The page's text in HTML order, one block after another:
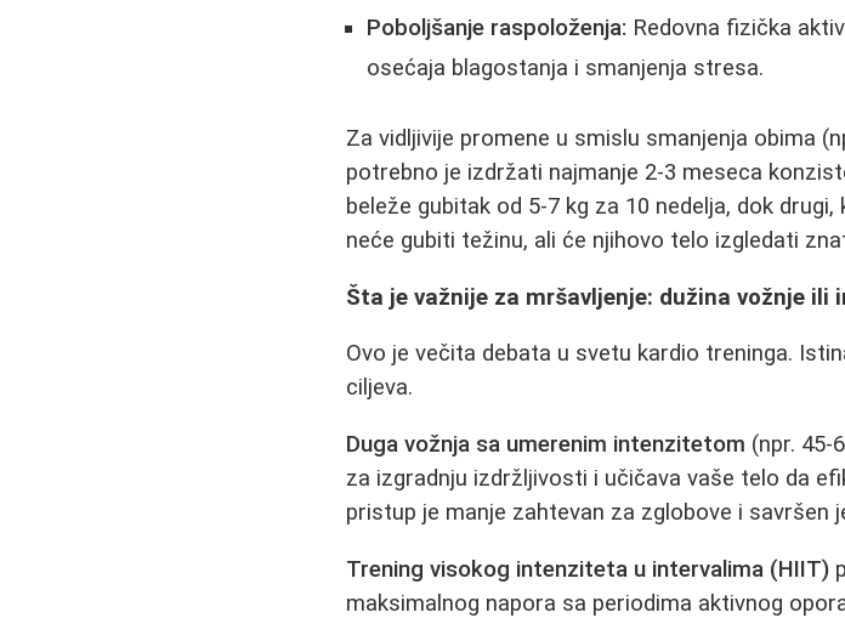
Poboljšanje raspoloženja: Redovna fizička
osećaja blagostanja i smanjenja stresa.
Za vidljivije promene u smislu smanjenja obima
potrebno je izdržati najmanje 2-3 meseca
beleže gubitak od 5-7 kg za 10 nedelja, dok
neće gubiti težinu, ali će njihovo telo izgledati
Šta je važnije za mršavljenje: dužina vožnje ili
Ovo je večita debata u svetu kardio treninga.
ciljeva.
Duga vožnja sa umerenim intenzitetom (npr. 45-
za izgradnju izdržljivosti i učičava vaše telo da
pristup je manje zahtevan za zglobove i savršen
Trening visokog intenziteta u intervalima (HIIT)
maksimalnog napora sa periodima aktivnog